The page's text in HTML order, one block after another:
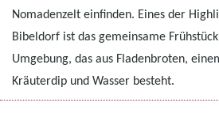
Nomadenzelt einfinden. Eines der
Bibeldorf ist das gemeinsame
Umgebung, das aus Fladenbroten,
Kräuterdip und Wasser besteht.